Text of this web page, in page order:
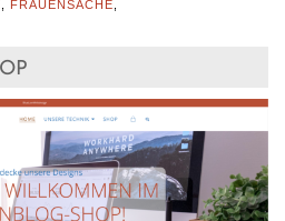
FRAUENSACHE